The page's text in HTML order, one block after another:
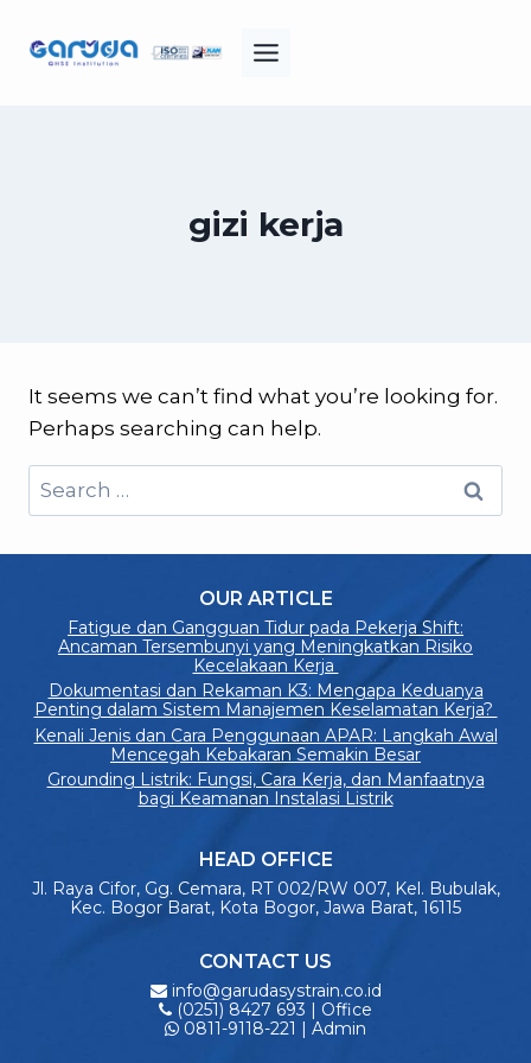
gizi kerja
It seems we can’t find what you’re looking for.
Perhaps searching can help.
Search
for:
OUR ARTICLE
Fatigue dan Gangguan Tidur pada Pekerja Shift:
Ancaman Tersembunyi yang Meningkatkan Risiko
Kecelakaan Kerja
Dokumentasi dan Rekaman K3: Mengapa Keduanya
Penting dalam Sistem Manajemen Keselamatan Kerja?
Kenali Jenis dan Cara Penggunaan APAR: Langkah Awal
Mencegah Kebakaran Semakin Besar
Grounding Listrik: Fungsi, Cara Kerja, dan Manfaatnya
bagi Keamanan Instalasi Listrik
HEAD OFFICE
Jl. Raya Cifor, Gg. Cemara, RT 002/RW 007, Kel. Bubulak,
Kec. Bogor Barat, Kota Bogor, Jawa Barat, 16115
CONTACT US
info@garudasystrain.co.id
(0251) 8427 693 | Office
0811-9118-221 | Admin